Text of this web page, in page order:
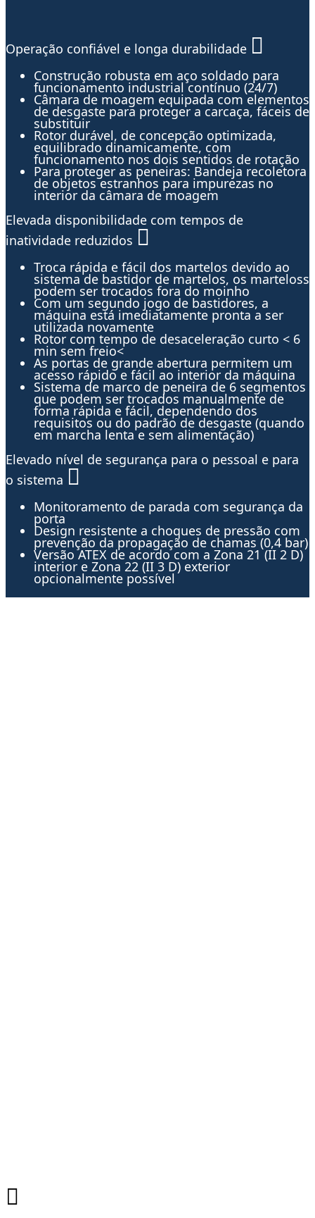
Operação confiável e longa durabilidade
Construção robusta em aço soldado para
funcionamento industrial contínuo (24/7)
Câmara de moagem equipada com elementos
de desgaste para proteger a carcaça, fáceis de
substituir
Rotor durável, de concepção optimizada,
equilibrado dinamicamente, com
funcionamento nos dois sentidos de rotação
Para proteger as peneiras: Bandeja recoletora
de objetos estranhos para impurezas no
interior da câmara de moagem
Elevada disponibilidade com tempos de
inatividade reduzidos
Troca rápida e fácil dos martelos devido ao
sistema de bastidor de martelos, os marteloss
podem ser trocados fora do moinho
Com um segundo jogo de bastidores, a
máquina está imediatamente pronta a ser
utilizada novamente
Rotor com tempo de desaceleração curto < 6
min sem freio<
As portas de grande abertura permitem um
acesso rápido e fácil ao interior da máquina
Sistema de marco de peneira de 6 segmentos
que podem ser trocados manualmente de
forma rápida e fácil, dependendo dos
requisitos ou do padrão de desgaste (quando
em marcha lenta e sem alimentação)
Elevado nível de segurança para o pessoal e para
o sistema
Monitoramento de parada com segurança da
porta
Design resistente a choques de pressão com
prevenção da propagação de chamas (0,4 bar)
Versão ATEX de acordo com a Zona 21 (II 2 D)
interior e Zona 22 (II 3 D) exterior
opcionalmente possível